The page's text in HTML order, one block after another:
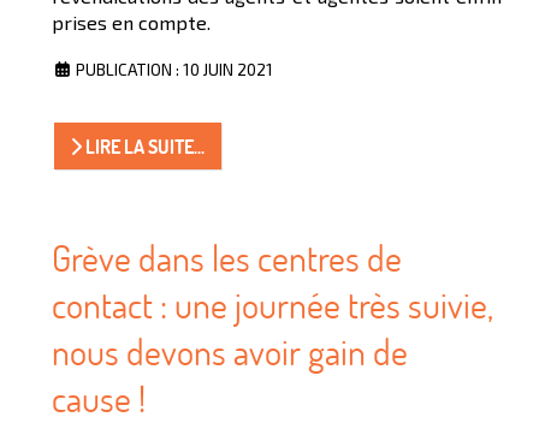
prises en compte.
PUBLICATION : 10 JUIN 2021
LIRE LA SUITE...
Grève dans les centres de
contact : une journée très suivie,
nous devons avoir gain de
cause !